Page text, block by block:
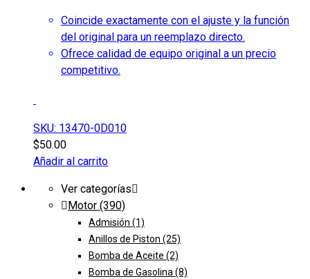
Coincide exactamente con el ajuste y la función
del original para un reemplazo directo.
Ofrece calidad de equipo original a un precio
competitivo.
SKU: 13470-0D010
$50.00
Añadir al carrito
Ver categorías
Motor (390)
Admisión (1)
Anillos de Piston (25)
Bomba de Aceite (2)
Bomba de Gasolina (8)